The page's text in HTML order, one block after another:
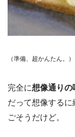
（準備、超かんたん。）
完全に想像通りの
だって想像する
ごそうだけど。